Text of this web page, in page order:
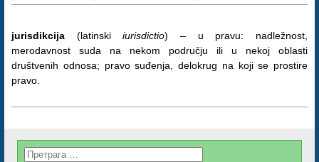
jurisdikcija (latinskiiurisdictio) – u pravu: nadležnost,
merodavnost suda na nekom području ili u nekoj oblasti
društvenih odnosa; pravo suđenja, delokrug na koji se prostire
pravo.